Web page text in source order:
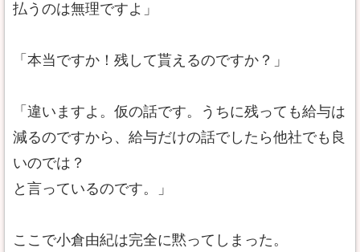
払うのは無理ですよ」
「本当ですか！残して貰えるのですか？」
「違いますよ。仮の話です。うちに残っても給与は
減るのですから、給与だけの話でしたら他社でも良
いのでは？
と言っているのです。」
ここで小倉由紀は完全に黙ってしまった。